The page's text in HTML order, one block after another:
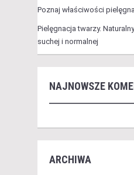
Poznaj właściwości
Pielęgnacja twarzy.
suchej i normalnej
NAJNOWSZE
ARCHIWA